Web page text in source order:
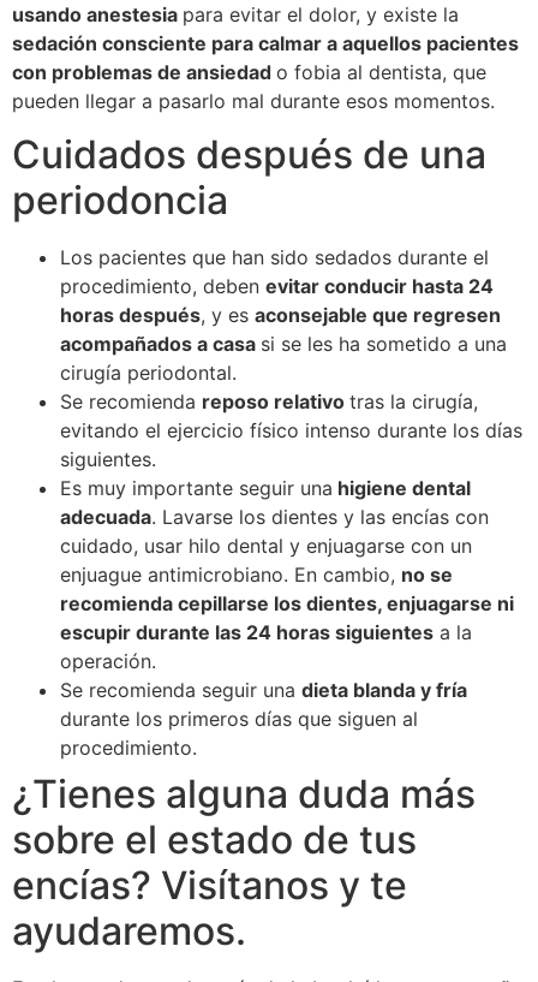
usando anestesia para evitar el dolor, y existe la
sedación consciente para calmar a aquellos pacientes
con problemas de ansiedad o fobia al dentista, que
pueden llegar a pasarlo mal durante esos momentos.
Cuidados después de una
periodoncia
Los pacientes que han sido sedados durante el
procedimiento, deben evitar conducir hasta 24
horas después, y es aconsejable que regresen
acompañados a casa si se les ha sometido a una
cirugía periodontal.
Se recomienda reposo relativo tras la cirugía,
evitando el ejercicio físico intenso durante los días
siguientes.
Es muy importante seguir una higiene dental
adecuada. Lavarse los dientes y las encías con
cuidado, usar hilo dental y enjuagarse con un
enjuague antimicrobiano. En cambio, no se
recomienda cepillarse los dientes, enjuagarse ni
escupir durante las 24 horas siguientes a la
operación.
Se recomienda seguir una dieta blanda y fría
durante los primeros días que siguen al
procedimiento.
¿Tienes alguna duda más
sobre el estado de tus
encías? Visítanos y te
ayudaremos.